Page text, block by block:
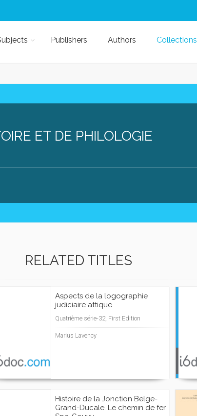
Publishers Authors Collections
ET DE PHILOLOGIE
RELATED TITLES
Aspects de la logographie
judiciaire attique
Quatrième série-32, First Edition
Marius Lavency
Histoire de la Jonction Belge-
Grand-Ducale. Le chemin de fer